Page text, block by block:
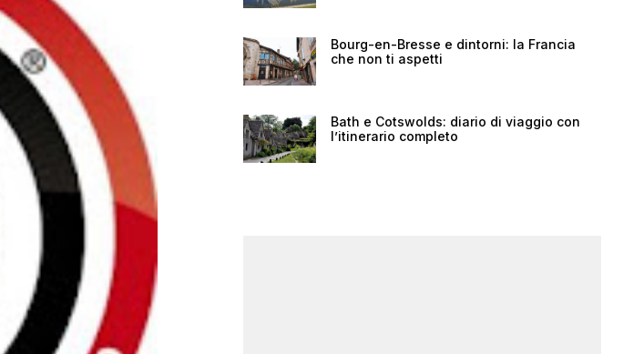
Bourg-en-Bresse e dintorni: la Francia
che non ti aspetti
Bath e Cotswolds: diario di viaggio con
l’itinerario completo